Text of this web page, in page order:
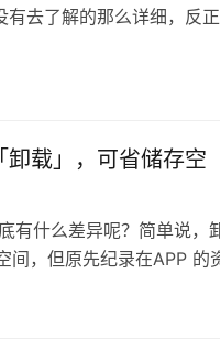
去了解的那么详细，反正
载」，可省储存空
有什么差异呢？简单说，
间，但原先纪录在APP 的